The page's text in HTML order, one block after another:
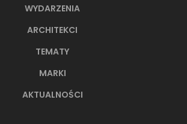
WYDARZENIA
ARCHITEKCI
TEMATY
MARKI
AKTUALNOŚCI